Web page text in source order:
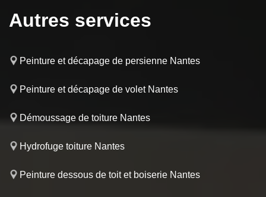
Autres services
Peinture et décapage de persienne Nantes
Peinture et décapage de volet Nantes
Démoussage de toiture Nantes
Hydrofuge toiture Nantes
Peinture dessous de toit et boiserie Nantes